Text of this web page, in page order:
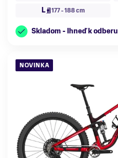
L 177 - 188 cm
Skladom - Ihneď k odberu
NOVINKA